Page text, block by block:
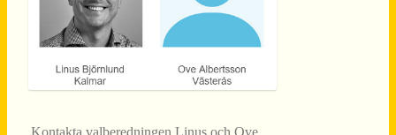
Kontakta valberedningen Linus och Ove